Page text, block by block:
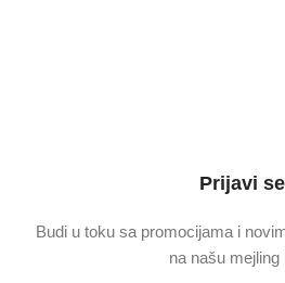
Prijavi se
Budi u toku sa promocijama i
na našu mejling